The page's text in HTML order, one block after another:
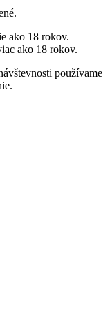
ako 18 rokov.
ako 18 rokov.
používame